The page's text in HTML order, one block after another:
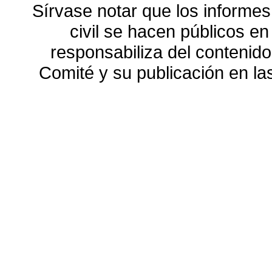
Sírvase notar que los
civil se hacen públicos
responsabiliza del
Comité y su publicación en